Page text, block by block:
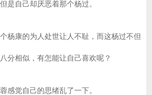
是自己却厌恶着那个杨过。
康的为人处世让人不耻，而这杨过不但
分相似，有怎能让自己喜欢呢？
觉自己的思绪乱了一下。